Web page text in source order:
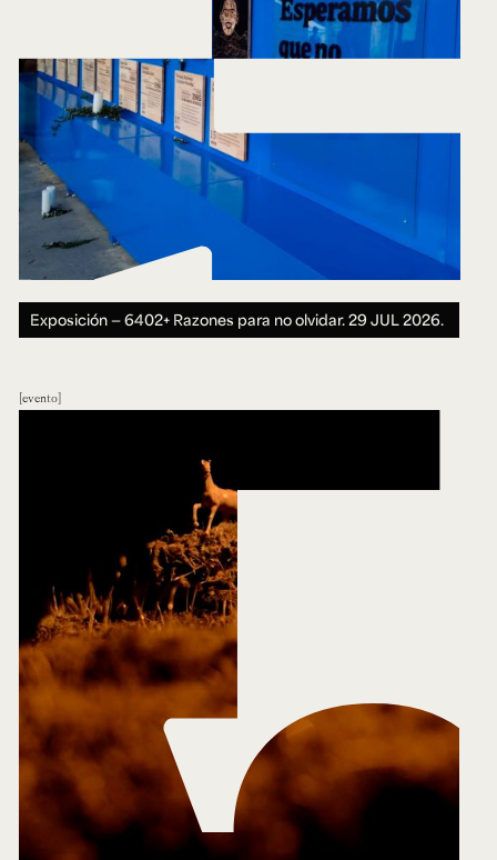
Exposición — 6402+ Razones para no olvidar.29 JUL 2026.
evento